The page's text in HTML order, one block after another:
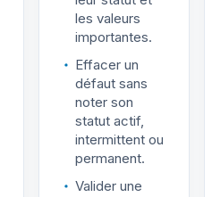
les valeurs
importantes.
Effacer un
défaut sans
noter son
statut actif,
intermittent ou
permanent.
Valider une